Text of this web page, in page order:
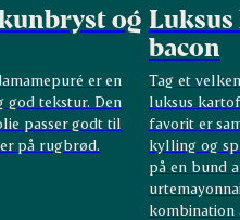
og
er en
god tekstur. Den
passer godt til
på rugbrød.
bacon
Tag et
luksus
favorit er
kylling og
på en bund
kombination